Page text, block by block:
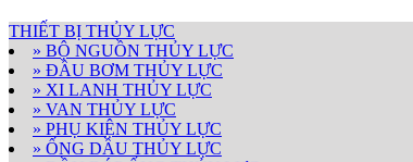
THIẾT BỊ THỦY LỰC
» BỘ NGUỒN THỦY LỰC
» ĐẦU BƠM THỦY LỰC
» XI LANH THỦY LỰC
» VAN THỦY LỰC
» PHỤ KIỆN THỦY LỰC
» ỐNG DẦU THỦY LỰC